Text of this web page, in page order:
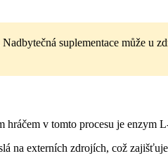
suplementace může u
v tomto procesu je enzym
na externích zdrojích, což